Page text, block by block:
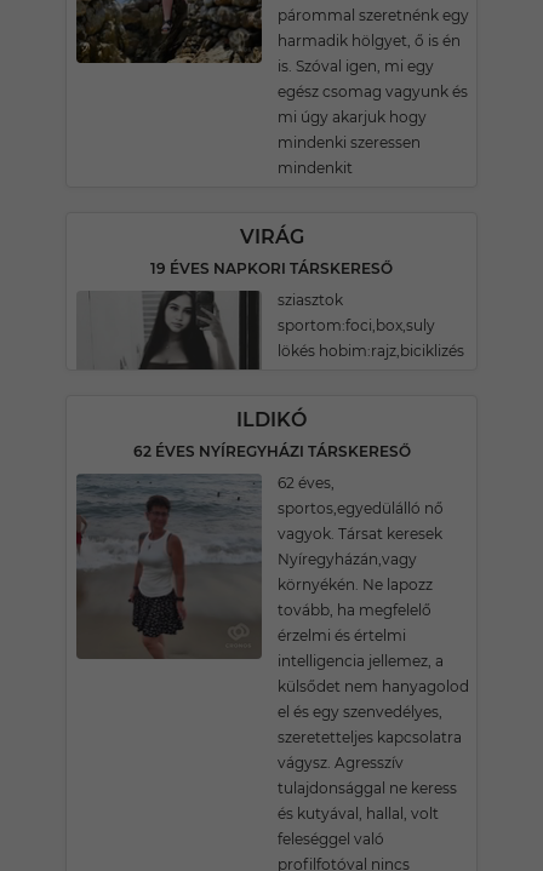
párommal szeretnénk egy
harmadik hölgyet, ő is én
is. Szóval igen, mi egy
egész csomag vagyunk és
mi úgy akarjuk hogy
mindenki szeressen
mindenkit
VIRÁG
19 ÉVES NAPKORI TÁRSKERESŐ
sziasztok
sportom:foci,box,suly
lökés hobim:rajz,biciklizés
ILDIKÓ
62 ÉVES NYÍREGYHÁZI TÁRSKERESŐ
62 éves,
sportos,egyedülálló nő
vagyok. Társat keresek
Nyíregyházán,vagy
környékén. Ne lapozz
tovább, ha megfelelő
érzelmi és értelmi
intelligencia jellemez, a
külsődet nem hanyagolod
el és egy szenvedélyes,
szeretetteljes kapcsolatra
vágysz. Agresszív
tulajdonsággal ne keress
és kutyával, hallal, volt
feleséggel való
profilfotóval nincs